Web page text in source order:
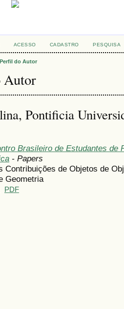
ACESSO CADASTRO PESQUISA
Perfil do Autor
Autor
Pontificia
Brasileiro de Estudantes de
- Papers
Contribuições de Objetos de
Geometria
PDF